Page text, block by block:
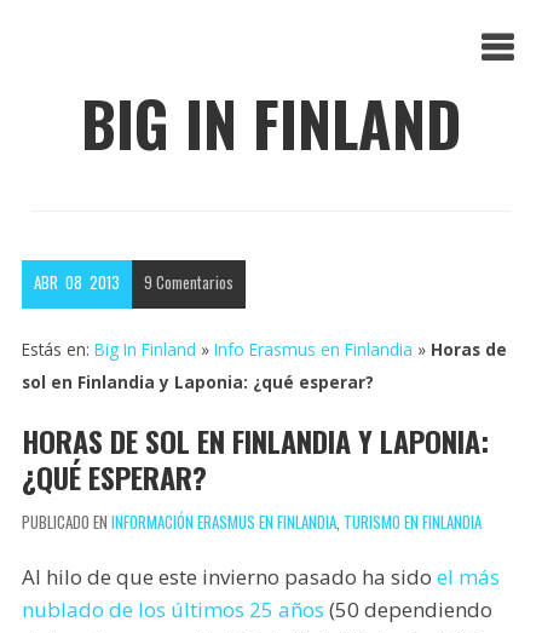
BIG IN FINLAND
ABR 08 2013 9 Comentarios
Estás en: Big In Finland » Info Erasmus en Finlandia » Horas de
sol en Finlandia y Laponia: ¿qué esperar?
HORAS DE SOL EN FINLANDIA Y LAPONIA:
¿QUÉ ESPERAR?
PUBLICADO EN INFORMACIÓN ERASMUS EN FINLANDIA, TURISMO EN FINLANDIA
Al hilo de que este invierno pasado ha sido el más
nublado de los últimos 25 años (50 dependiendo